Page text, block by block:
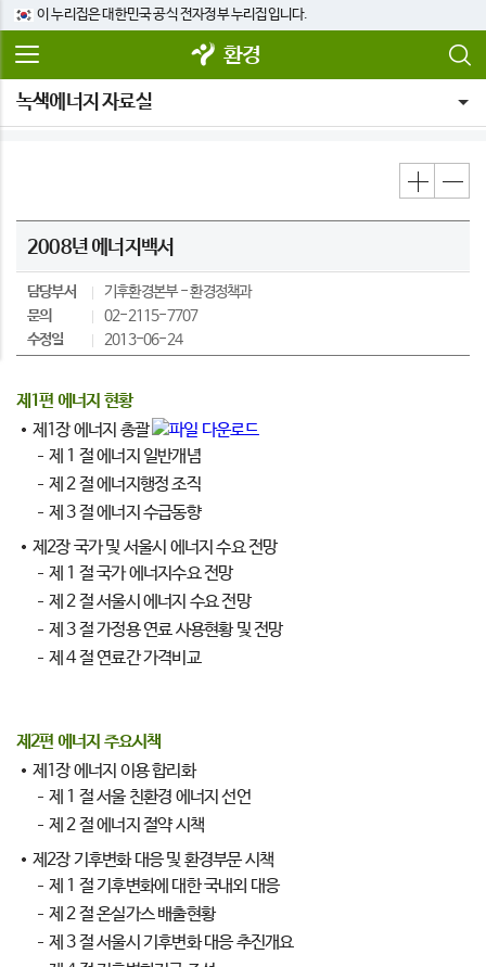
이 누리집은 대한민국 공식 전자정부 누리집입니다.
환경
녹색에너지 자료실
2008년 에너지백서
담당부서 기후환경본부
환경정책과
문의
02-2115-7707
수정일
2013-06-24
제1편 에너지 현황
제1장 에너지 총괄
제 1 절 에너지 일반개념
제 2 절 에너지행정 조직
제 3 절 에너지 수급동향
제2장 국가 및 서울시 에너지 수요 전망
제 1 절 국가 에너지수요 전망
제 2 절 서울시 에너지 수요 전망
제 3 절 가정용 연료 사용현황 및 전망
제 4 절 연료간 가격비교
제2편 에너지 주요시책
제1장 에너지 이용 합리화
제 1 절 서울 친환경 에너지 선언
제 2 절 에너지 절약 시책
제2장 기후변화 대응 및 환경부문 시책
제 1 절 기후변화에 대한 국내외 대응
제 2 절 온실가스 배출현황
제 3 절 서울시 기후변화 대응 추진개요